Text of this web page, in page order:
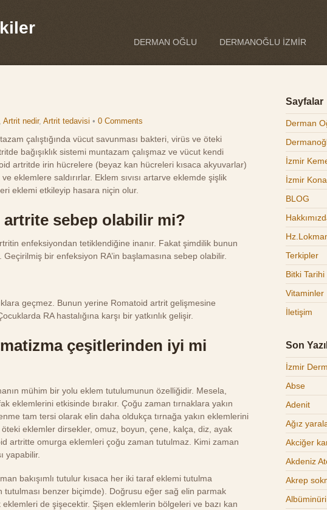
DERMAN OĞLU DERMANOĞLU İZMIR
, Artrit nedir, Artrit tedavisi • 0 Comments
çalıştığında vücut savunması bakteri, virüs ve öteki
bağışıklık sistemi muntazam çalışmaz ve vücut kendi
artritde irin hücrelere (beyaz kan hücreleri kısaca akyuvarlar)
eklemlere saldırırlar. Eklem sıvısı artarve eklemde şişlik
eklemi etkileyip hasara niçin olur.
sebep olabilir mi?
enfeksiyondan tetiklendiğine inanır. Fakat şimdilik bunun
Geçirilmiş bir enfeksiyon RA’in başlamasına sebep olabilir.
geçmez. Bunun yerine Romatoid artrit gelişmesine
RA hastalığına karşı bir yatkınlık gelişir.
çeşitlerinden iyi mi
mühim bir yolu eklem tutulumunun özelliğidir. Mesela,
eklemlerini etkisinde bırakır. Çoğu zaman tırnaklara yakın
tam tersi olarak elin daha oldukça tırnağa yakın eklemlerini
eklemler dirsekler, omuz, boyun, çene, kalça, diz, ayak
artritte omurga eklemleri çoğu zaman tutulmaz. Kimi zaman
yapabilir.
bakışımlı tutulur kısaca her iki taraf eklemi tutulma
benzer biçimde). Doğrusu eğer sağ elin parmak
de şişecektir. Şişen eklemlerin bölgeleri ve bazı kan
Sayfalar
Derman
İzmir
İzmir
BLOG
Terkipler
Bitki Tarihi
Vitaminler
İletişim
Son
İzmir
Abse
Adenit
Ağız
Akciğer
Akdeniz
Akrep
Albüminüri